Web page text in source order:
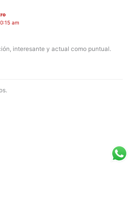
am
interesante y actual como puntual.